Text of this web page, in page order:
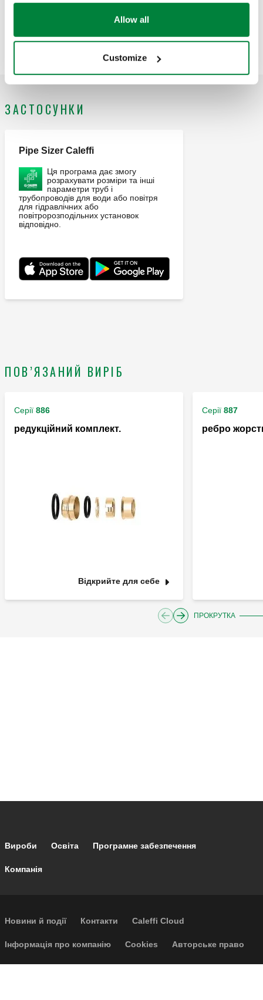
Allow all
Customize
з’єднаннями. Для поліетиленових труб. Вхідне з’єднання:
R 1" (EN 10226-1) H.З., Ø 32. Вихідне з’єднання: R 1" (EN
10226-1) H.З., Ø 32. Максимальний робочий тиск: 16 bar.
Матеріал: стійка до децинкування латунь DR.
Код SCIP
d6bc0c68-e482-4606-8ac3-
395f8b9846d6
ЗАСТОСУНКИ
Pipe Sizer Caleffi
Ця програма дає змогу
розрахувати розміри та інші
параметри труб і
трубопроводів для води або повітря
для гідравлічних або
повітророзподільних установок
відповідно.
ПОВ’ЯЗАНИЙ ВИРІБ
Серії 886
редукційний комплект.
Відкрийте для себе
Серії 887
ребро
ПРОКРУТКА
Footer main navigation
Вироби Освіта Програмне забезпечення
Компанія
Footer secondary navigation
Новини й події Контакти Caleffi Cloud
Footer menu
Інформація про компанію Cookies Авторське право